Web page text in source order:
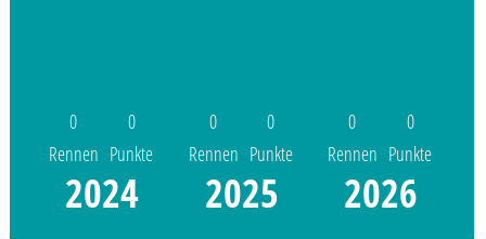
0
Rennen
0
Punkte
2024
0
Rennen
0
Punkte
2025
0
Rennen
0
Punkte
2026